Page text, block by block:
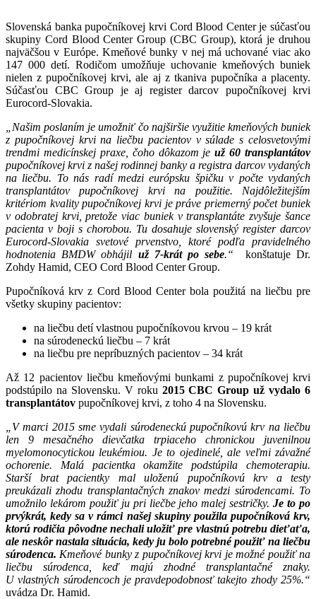
Slovenská banka pupočníkovej krvi Cord Blood Center je súčasťou
skupiny Cord Blood Center Group (CBC Group), ktorá je druhou
najväčšou v Európe. Kmeňové bunky v nej má uchované viac ako
147 000 detí. Rodičom umožňuje uchovanie kmeňových buniek
nielen z pupočníkovej krvi, ale aj z tkaniva pupočníka a placenty.
Súčasťou CBC Group je aj register darcov pupočníkovej krvi
Eurocord-Slovakia.
„Našim poslaním je umožniť čo najširšie využitie kmeňových buniek
z pupočníkovej krvi na liečbu pacientov v súlade s celosvetovými
trendmi medicínskej praxe, čoho dôkazom jeuž60 transplantátov
pupočníkovej krvi z našej rodinnej banky a registra darcov vydaných
na liečbu. To nás radí medzi európsku špičku v počte vydaných
transplantátov pupočníkovej krvi na použitie. Najdôležitejším
kritériom kvality pupočníkovej krvi je práve priemerný počet buniek
v odobratej krvi,pretože viac buniek v transplantáte zvyšuje šance
pacienta v boji s chorobou. Tu dosahuje slovenský register darcov
Eurocord-Slovakia svetové prvenstvo, ktoré podľa pravidelného
hodnotenia BMDW obhájil už 7-krát po sebe.“ konštatuje Dr.
Zohdy Hamid, CEO Cord Blood Center Group.
Pupočníková krv z Cord Blood Center bola použitá na liečbu pre
všetky skupiny pacientov:
na liečbu detí vlastnou pupočníkovou krvou – 19 krát
na súrodeneckú liečbu – 7 krát
na liečbu pre nepríbuzných pacientov – 34 krát
Až 12 pacientov liečbu kmeňovými bunkami z pupočníkovej krvi
podstúpilo na Slovensku. V roku 2015 CBC Group už vydalo 6
transplantátov pupočníkovej krvi, z toho 4 na Slovensku.
„V marci 2015 sme vydali súrodeneckú pupočníkovú krv na liečbu
len 9 mesačného dievčatka trpiaceho chronickou juvenilnou
myelomonocytickou leukémiou. Je to ojedinelé, ale veľmi závažné
ochorenie. Malá pacientka okamžite podstúpila chemoterapiu.
Starší brat pacientky mal uloženú pupočníkovú krv a testy
preukázali zhodu transplantačných znakov medzi súrodencami. To
umožnilo lekárom použiť ju pri liečbe jeho malej sestričky.Je to po
prvýkrát, kedy sa v rámci našej skupiny použila pupočníková krv,
ktorú rodičia pôvodne nechali uložiť pre vlastnú potrebu dieťaťa,
ale neskôr nastala situácia, kedy ju bolo potrebné použiť na liečbu
súrodenca. Kmeňové bunky z pupočníkovej krvi je možné použiť na
liečbu súrodenca, keď majú zhodné transplantačné znaky.
U vlastných súrodencoch je pravdepodobnosť takejto zhody 25%.“
uvádza Dr. Hamid.